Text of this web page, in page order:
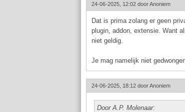
24-06-2025, 12:02 doorAnoniem
Dat is prima zolang er geen
plugin, addon, extensie. Want
niet geldig.
Je mag namelijk niet
24-06-2025, 18:12 doorAnoniem
Door A.P. Molenaar: